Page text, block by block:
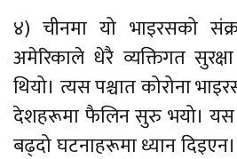
४) चीनमा यो भाइरसको
अमेरिकाले धेरै व्यक्तिगत
थियो। त्यस पश्चात कोरोना
देशहरूमा फैलिन सुरु भयो। यस
बढ्दो घटनाहरूमा ध्यान